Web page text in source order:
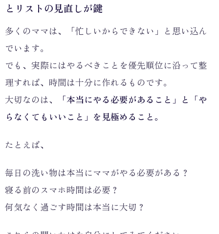
とリストの見直しが鍵
多くのママは、「忙しいからできない」と思い込ん
でいます。
でも、実際にはやるべきことを優先順位に沿って整
理すれば、時間は十分に作れるものです。
大切なのは、
「本当にやる必要があること」と「や
らなくてもいいこと」を見極めること。
たとえば、
毎日の洗い物は本当にママがやる必要がある？
寝る前のスマホ時間は必要？
何気なく過ごす時間は本当に大切？